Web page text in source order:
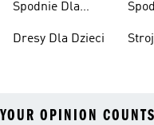
Spodnie Dla
Dresy Dla Dzieci
YOUR OPINION COUNTS